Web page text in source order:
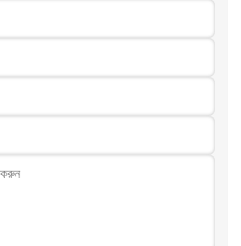
অনুযায়ী বিভিন্ন স্বাদ তৈরি করতে পারি।
প্রিন্টিং, এবং বিভিন্ন তৃতীয় পক্ষের পরীক্ষার